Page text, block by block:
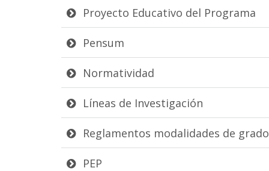
Proyecto Educativo del Programa
Pensum
Normatividad
Líneas de Investigación
Reglamentos modalidades de grado
PEP